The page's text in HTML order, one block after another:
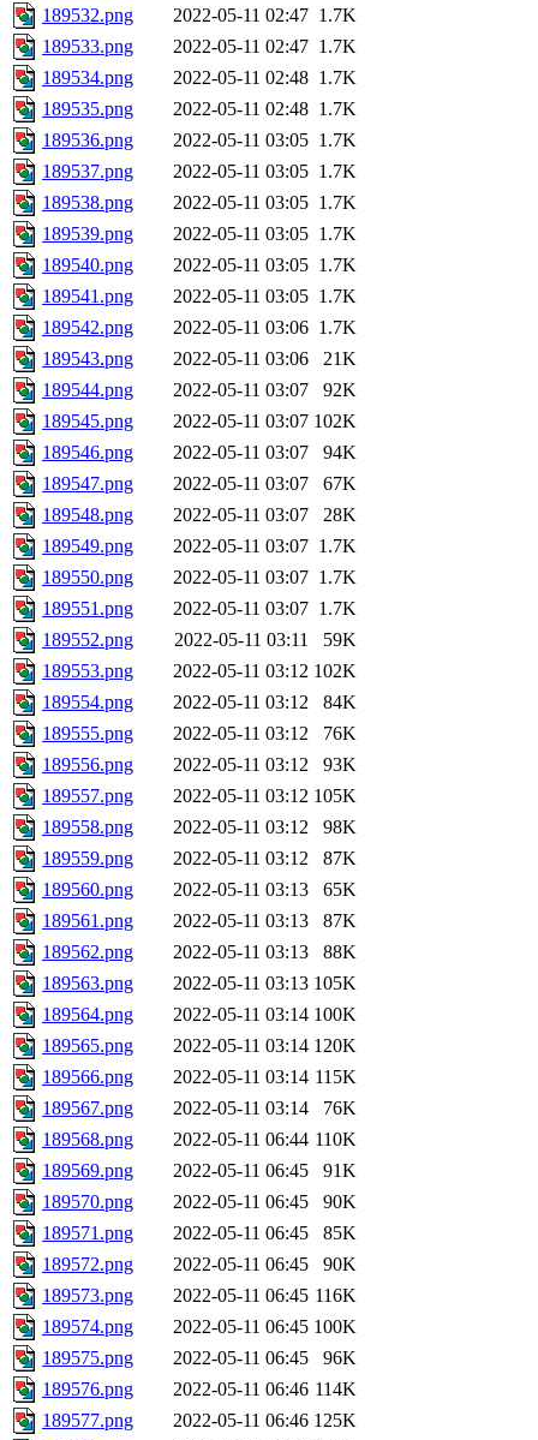
189532.png
2022-05-11 02:47 1.7K
189533.png
2022-05-11 02:47 1.7K
189534.png
2022-05-11 02:48 1.7K
189535.png
2022-05-11 02:48 1.7K
189536.png
2022-05-11 03:05 1.7K
189537.png
2022-05-11 03:05 1.7K
189538.png
2022-05-11 03:05 1.7K
189539.png
2022-05-11 03:05 1.7K
189540.png
2022-05-11 03:05 1.7K
189541.png
2022-05-11 03:05 1.7K
189542.png
2022-05-11 03:06 1.7K
189543.png
2022-05-11 03:06
21K
189544.png
2022-05-11 03:07
92K
189545.png
2022-05-11 03:07 102K
189546.png
2022-05-11 03:07
94K
189547.png
2022-05-11 03:07
67K
189548.png
2022-05-11 03:07
28K
189549.png
2022-05-11 03:07 1.7K
189550.png
2022-05-11 03:07 1.7K
189551.png
2022-05-11 03:07 1.7K
189552.png
2022-05-11 03:11
59K
189553.png
2022-05-11 03:12 102K
189554.png
2022-05-11 03:12
84K
189555.png
2022-05-11 03:12
76K
189556.png
2022-05-11 03:12
93K
189557.png
2022-05-11 03:12 105K
189558.png
2022-05-11 03:12
98K
189559.png
2022-05-11 03:12
87K
189560.png
2022-05-11 03:13
65K
189561.png
2022-05-11 03:13
87K
189562.png
2022-05-11 03:13
88K
189563.png
2022-05-11 03:13 105K
189564.png
2022-05-11 03:14 100K
189565.png
2022-05-11 03:14 120K
189566.png
2022-05-11 03:14 115K
189567.png
2022-05-11 03:14
76K
189568.png
2022-05-11 06:44 110K
189569.png
2022-05-11 06:45
91K
189570.png
2022-05-11 06:45
90K
189571.png
2022-05-11 06:45
85K
189572.png
2022-05-11 06:45
90K
189573.png
2022-05-11 06:45 116K
189574.png
2022-05-11 06:45 100K
189575.png
2022-05-11 06:45
96K
189576.png
2022-05-11 06:46 114K
189577.png
2022-05-11 06:46 125K